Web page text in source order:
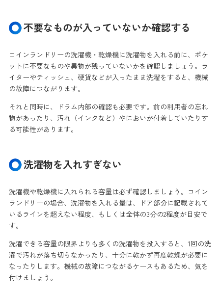
不要なものが入っていないか確認する
コインランドリーの洗濯機・乾燥機に洗濯物を入れる前に、ポケ
ットに不要なものや異物が残っていないかを確認しましょう。ラ
イターやティッシュ、硬貨などが入ったまま洗濯をすると、機械
の故障につながります。
それと同時に、ドラム内部の確認も必要です。前の利用者の忘れ
物があったり、汚れ（インクなど）やにおいが付着していたりす
る可能性があります。
洗濯物を入れすぎない
洗濯機や乾燥機に入れられる容量は必ず確認しましょう。コイン
ランドリーの場合、洗濯物を入れる量は、ドア部分に記載されて
いるラインを超えない程度、もしくは全体の3分の2程度が目安で
す。
洗濯できる容量の限界よりも多くの洗濯物を投入すると、1回の洗
濯で汚れが落ち切らなかったり、十分に乾かず再度乾燥が必要に
なったりします。機械の故障につながるケースもあるため、気を
付けましょう。